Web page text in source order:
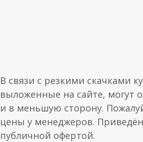
В связи с резкими скачками
выложенные на сайте, могут
и в меньшую сторону.
цены у менеджеров.
публичной офертой.